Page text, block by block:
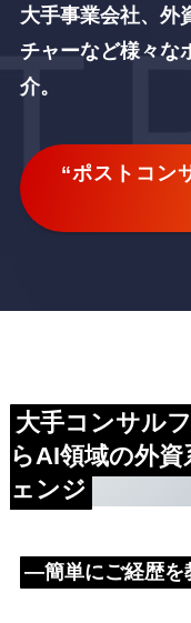
大手事業会社、外
チャーなど様々な
介。
“ポストコン
大手コンサル
らAI領域の外
ェンジ
―簡単にご経歴を